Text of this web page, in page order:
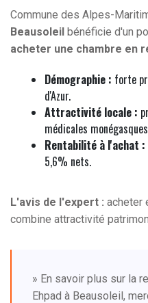
Commune des Alpes-
Beausoleil bénéficie d'un
acheter une chambre en
Démographie : forte
d'Azur.
Attractivité locale :
médicales
Rentabilité à l'achat :
5,6% nets.
L'avis de l'expert : acheter
combine attractivité
» En savoir plus sur la
Ehpad à Beausoleil,